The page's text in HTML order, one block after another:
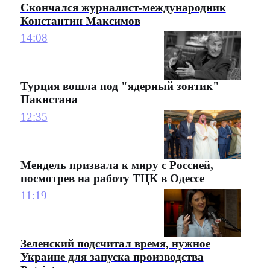
Скончался журналист-международник
Константин Максимов
14:08
Турция вошла под "ядерный зонтик"
Пакистана
12:35
Мендель призвала к миру с Россией,
посмотрев на работу ТЦК в Одессе
11:19
Зеленский подсчитал время, нужное
Украине для запуска производства